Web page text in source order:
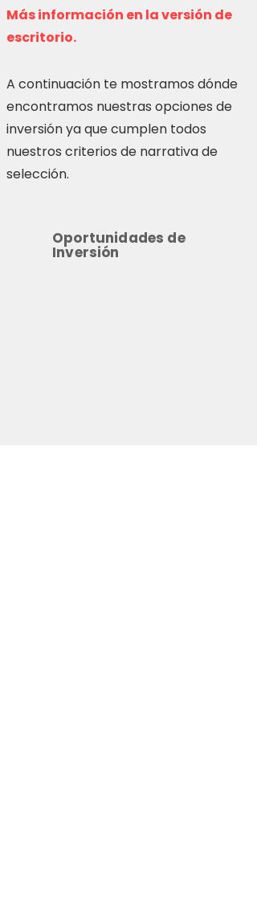
Más información en la versión de
escritorio.
A continuación te mostramos dónde
encontramos nuestras opciones de
inversión ya que cumplen todos
nuestros criterios de narrativa de
selección.
Oportunidades de
Inversión